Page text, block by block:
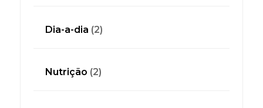
Dia-a-dia (2)
Nutrição (2)